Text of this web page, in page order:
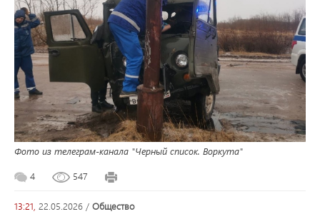
Фото из телеграм-канала "Черный список. Воркута"
4 547
13:21, 22.05.2026 / общество